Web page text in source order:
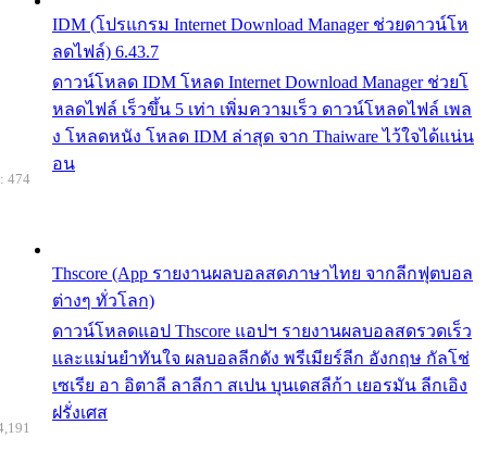
IDM (โปรแกรม Internet Download Manager ช่วยดาวน์โห
ลดไฟล์) 6.43.7
ดาวน์โหลด IDM โหลด Internet Download Manager ช่วยโ
หลดไฟล์ เร็วขึ้น 5 เท่า เพิ่มความเร็ว ดาวน์โหลดไฟล์ เพล
ง โหลดหนัง โหลด IDM ล่าสุด จาก Thaiware ไว้ใจได้แน่น
อน
Thscore (App รายงานผลบอลสดภาษาไทย จากลีกฟุตบอล
ต่างๆ ทั่วโลก)
ดาวน์โหลดแอป Thscore แอปฯ รายงานผลบอลสดรวดเร็ว
และแม่นยำทันใจ ผลบอลลีกดัง พรีเมียร์ลีก อังกฤษ กัลโช่
เซเรีย อา อิตาลี ลาลีกา สเปน บุนเดสลีก้า เยอรมัน ลีกเอิง
ฝรั่งเศส
474